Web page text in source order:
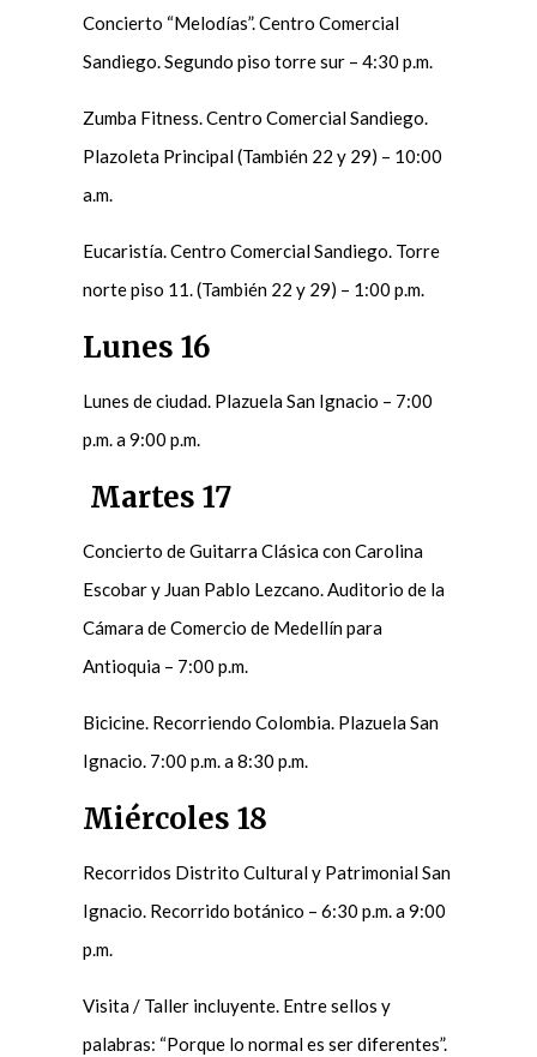
Concierto “Melodías”. Centro Comercial
Sandiego. Segundo piso torre sur – 4:30 p.m.
Zumba Fitness. Centro Comercial Sandiego.
Plazoleta Principal (También 22 y 29) – 10:00
a.m.
Eucaristía. Centro Comercial Sandiego. Torre
norte piso 11. (También 22 y 29) – 1:00 p.m.
Lunes 16
Lunes de ciudad. Plazuela San Ignacio – 7:00
p.m. a 9:00 p.m.
Martes 17
Concierto de Guitarra Clásica con Carolina
Escobar y Juan Pablo Lezcano. Auditorio de la
Cámara de Comercio de Medellín para
Antioquia – 7:00 p.m.
Bicicine. Recorriendo Colombia. Plazuela San
Ignacio. 7:00 p.m. a 8:30 p.m.
Miércoles 18
Recorridos Distrito Cultural y Patrimonial San
Ignacio. Recorrido botánico – 6:30 p.m. a 9:00
p.m.
Visita / Taller incluyente. Entre sellos y
palabras: “Porque lo normal es ser diferentes”.